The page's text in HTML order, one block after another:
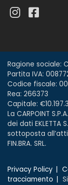
Ragione sociale:
Partita IVA:
Codice fiscale:
Rea: 266373
Capitale:
La CARPOINT
dei dati EKLETTA
sottoposta
FIN.BRA. SRL.
Privacy Policy
tracciamento